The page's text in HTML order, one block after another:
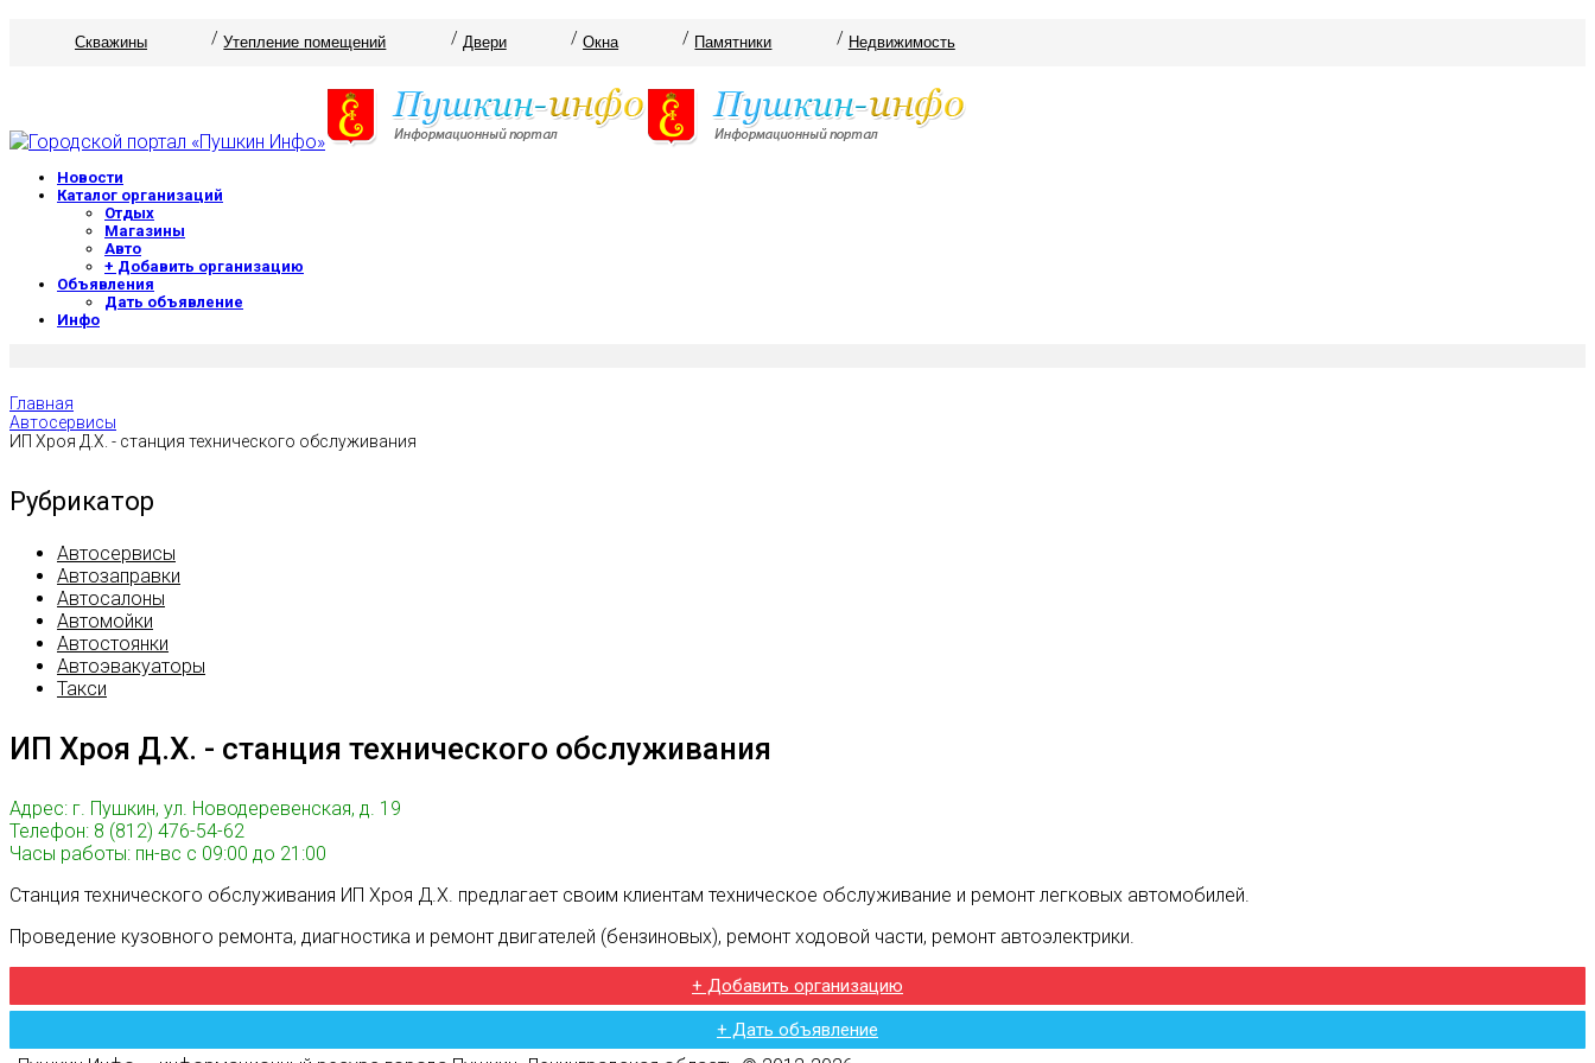
Скважины Утепление помещений Двери Окна Памятники Недвижимость
Новости
Каталог организаций
Отдых
Магазины
Авто
+ Добавить организацию
Объявления
Дать объявление
Инфо
Главная
Автосервисы
ИП Хроя Д.Х. - станция технического обслуживания
Рубрикатор
Автосервисы
Автозаправки
Автосалоны
Автомойки
Автостоянки
Автоэвакуаторы
Такси
ИП Хроя Д.Х. - станция технического обслуживания
Адрес: г. Пушкин, ул. Новодеревенская, д. 19
Телефон: 8 (812) 476-54-62
Часы работы: пн-вс с 09:00 до 21:00
Станция технического обслуживания ИП Хроя Д.Х. предлагает своим клиентам техническое обслуживание и ремонт легковых автомобилей.
Проведение кузовного ремонта, диагностика и ремонт двигателей (бензиновых), ремонт ходовой части, ремонт автоэлектрики.
+ Добавить организацию
+ Дать объявление